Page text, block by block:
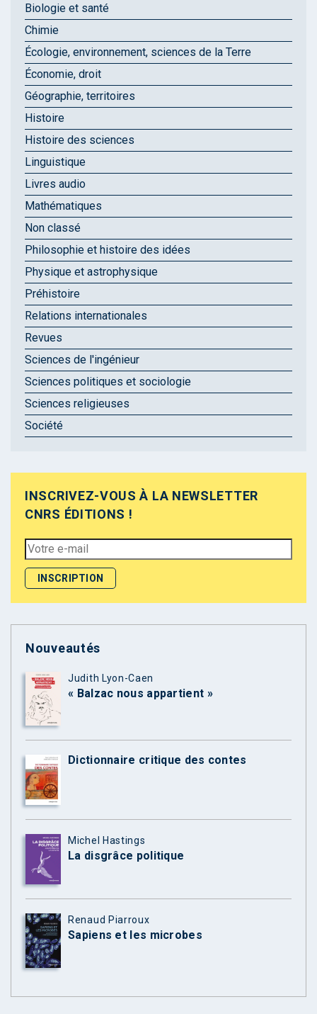
Biologie et santé
Chimie
Écologie, environnement, sciences de la Terre
Économie, droit
Géographie, territoires
Histoire
Histoire des sciences
Linguistique
Livres audio
Mathématiques
Non classé
Philosophie et histoire des idées
Physique et astrophysique
Préhistoire
Relations internationales
Revues
Sciences de l'ingénieur
Sciences politiques et sociologie
Sciences religieuses
Société
INSCRIVEZ-VOUS À LA NEWSLETTER
CNRS ÉDITIONS !
Nouveautés
Judith Lyon-Caen
« Balzac nous appartient »
Dictionnaire critique des contes
Michel Hastings
La disgrâce politique
Renaud Piarroux
Sapiens et les microbes